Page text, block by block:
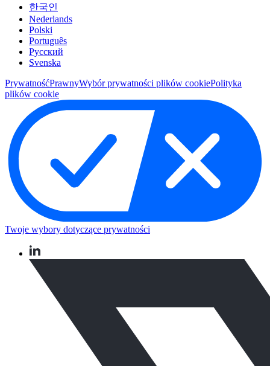
한국인
Nederlands
Polski
Português
Pусский
Svenska
PrywatnośćPrawnyWybór prywatności plików cookiePolityka
plików cookie
Twoje wybory dotyczące prywatności